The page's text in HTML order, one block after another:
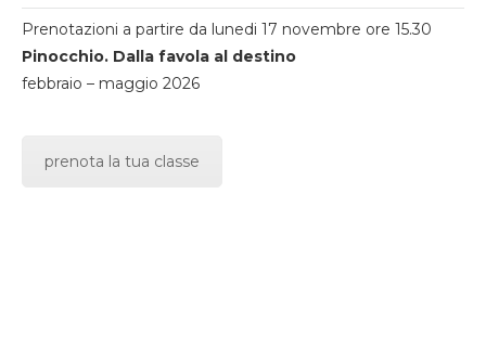
Prenotazioni a partire da lunedi 17 novembre ore 15.30
Pinocchio. Dalla favola al destino
febbraio – maggio 2026
prenota la tua classe